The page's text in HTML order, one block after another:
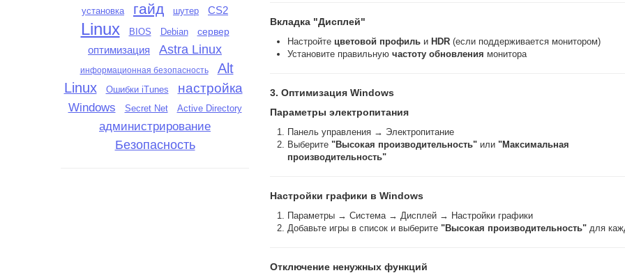
установка
гайд шутер CS2
Linux BIOS Debian
сервер
оптимизация
Astra Linux
информационная безопасность
Alt
Linux
Ошибки iTunes настройка
Windows Secret Net Active Directory
администрирование
Безопасность
Вкладка "Дисплей"
Настройте цветовой профиль и HDR (если поддерживается монитором)
Установите правильную частоту обновления монитора
3. Оптимизация Windows
Параметры электропитания
Панель управления → Электропитание
Выберите "Высокая производительность" или "Максимальная
производительность"
Настройки графики в Windows
Параметры → Система → Дисплей → Настройки графики
Добавьте игры в список и выберите "Высокая производительность" для
Отключение ненужных функций